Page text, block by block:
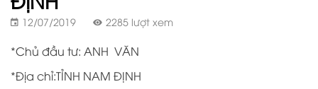
12/07/2019 2285 lượt xem
*Chủ đầu tư: ANH VĂN
*Địa chỉ:TỈNH NAM ĐỊNH